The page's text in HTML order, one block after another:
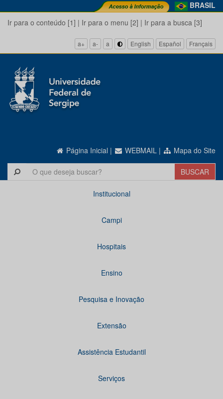
BRASIL
Ir para o conteúdo [1] | Ir para o menu [2] | Ir para a busca [3]
a+ a- a English Español Français
Página Inicial | WEBMAIL | Mapa do Site
Institucional
Campi
Hospitais
Ensino
Pesquisa e Inovação
Extensão
Assistência Estudantil
Serviços